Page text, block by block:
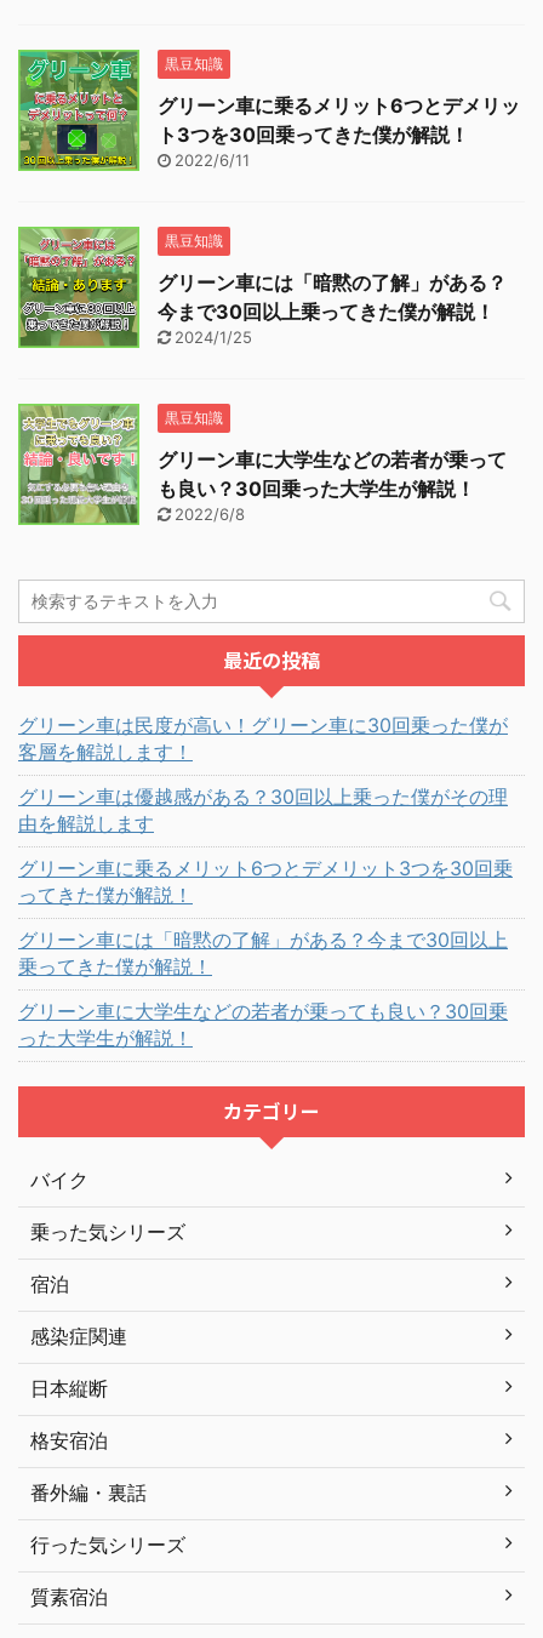
黒豆知識
グリーン車に乗るメリット6つとデメリッ
ト3つを30回乗ってきた僕が解説！
2022/6/11
黒豆知識
グリーン車には「暗黙の了解」がある？
今まで30回以上乗ってきた僕が解説！
2024/1/25
黒豆知識
グリーン車に大学生などの若者が乗って
も良い？30回乗った大学生が解説！
2022/6/8
最近の投稿
グリーン車は民度が高い！グリーン車に30回乗った僕が
客層を解説します！
グリーン車は優越感がある？30回以上乗った僕がその理
由を解説します
グリーン車に乗るメリット6つとデメリット3つを30回乗
ってきた僕が解説！
グリーン車には「暗黙の了解」がある？今まで30回以上
乗ってきた僕が解説！
グリーン車に大学生などの若者が乗っても良い？30回乗
った大学生が解説！
カテゴリー
バイク
乗った気シリーズ
宿泊
感染症関連
日本縦断
格安宿泊
番外編・裏話
行った気シリーズ
質素宿泊